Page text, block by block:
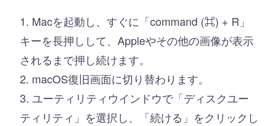
Macを起動し、すぐに「command (⌘) + R」
キーを長押しして、Appleやその他の画像が表示
されるまで押し続けます。
macOS復旧画面に切り替わります。
ユーティリティウインドウで「ディスクユー
ティリティ」を選択し、「続ける」をクリックし